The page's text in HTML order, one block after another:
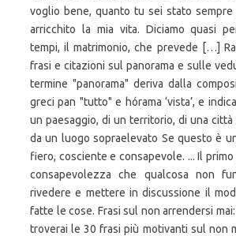
voglio bene, quanto tu sei stato sempre
arricchito la mia vita. Diciamo quasi
tempi, il matrimonio, che prevede […]
frasi e citazioni sul panorama e sulle
termine "panorama" deriva dalla
greci pan "tutto" e hórama ‘vista’, e
un paesaggio, di un territorio, di una città
da un luogo sopraelevato Se questo è
fiero, cosciente e consapevole. ... Il
consapevolezza che qualcosa non
rivedere e mettere in discussione il
fatte le cose. Frasi sul non arrendersi
troverai le 30 frasi più motivanti sul non